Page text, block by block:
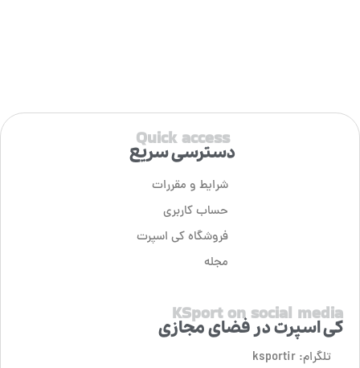
Quick access
دسترسی سریع
شرایط و مقررات
حساب کاربری
فروشگاه کی اسپرت
مجله
KSport on social media
کی اسپرت در فضای مجازی
تلگرام: ksportir